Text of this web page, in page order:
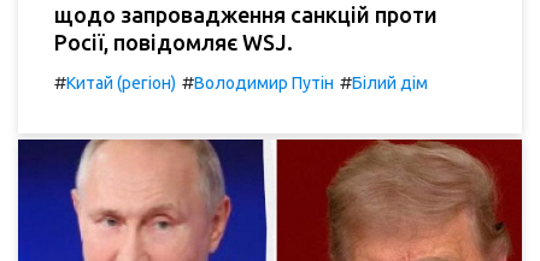
щодо запровадження санкцій проти
Росії, повідомляє WSJ.
#Китай (регіон) #Володимир Путін #Білий дім